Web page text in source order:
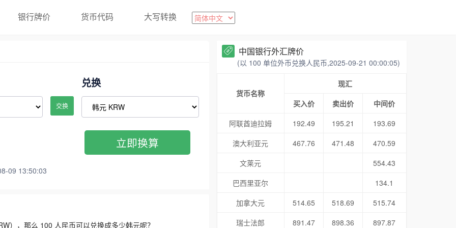
银行牌价 货币代码 大写转换
交换
兑换
09 13:50:03
立即换算
），那么 100 人民币可以兑换成多少韩元呢？
中国银行外汇牌价
(以 100 单位外币兑换人民币,2025-09-21 00:00:05)
货币名称
现汇
买入价
卖出价
中间价
阿联酋迪拉姆
192.49 195.21
193.69
澳大利亚元
467.76 471.48
470.59
文莱元
554.43
巴西里亚尔
134.1
加拿大元
514.65 518.69
515.74
瑞士法郎
891.47 898.36 897.87